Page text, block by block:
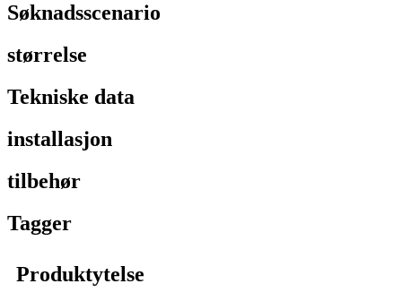
Søknadsscenario
størrelse
Tekniske data
installasjon
tilbehør
Tagger
Produktytelse